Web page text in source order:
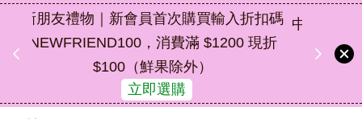
扣碼
現折
中秋禮盒新上市｜橘皮植萃永續好禮，解
油去味・送禮自用兩相宜
了解詳情
49